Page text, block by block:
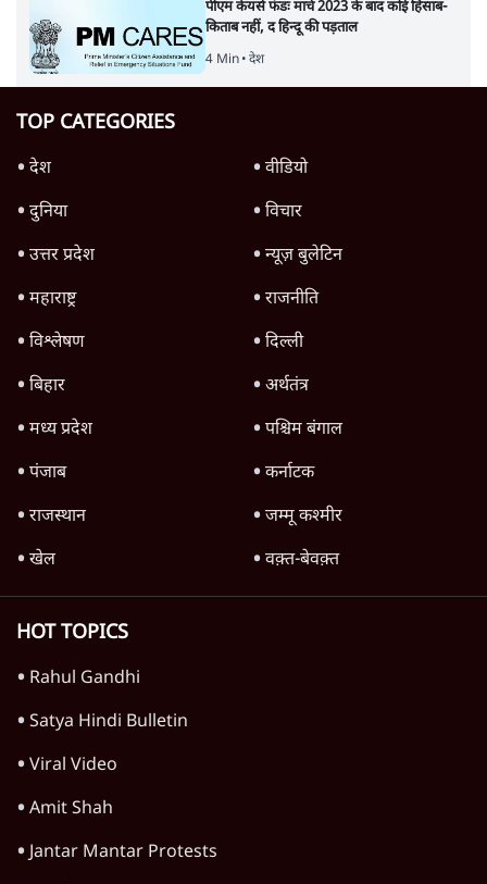
पीएम केयर्स फंडः मार्च 2023 के बाद कोई हिसाब-
किताब नहीं, द हिन्दू की पड़ताल
4 Min• देश
TOP CATEGORIES
देश
वीडियो
दुनिया
विचार
उत्तर प्रदेश
न्यूज़ बुलेटिन
महाराष्ट्र
राजनीति
विश्लेषण
दिल्ली
बिहार
अर्थतंत्र
मध्य प्रदेश
पश्चिम बंगाल
पंजाब
कर्नाटक
राजस्थान
जम्मू कश्मीर
खेल
वक़्त-बेवक़्त
HOT TOPICS
Rahul Gandhi
Satya Hindi Bulletin
Viral Video
Amit Shah
Jantar Mantar Protests